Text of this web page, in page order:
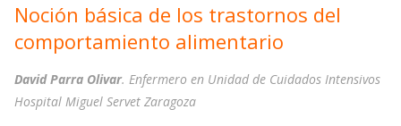
Noción básica de los trastornos del
comportamiento alimentario
David Parra Olivar. Enfermero en Unidad de Cuidados Intensivos
Hospital Miguel Servet Zaragoza